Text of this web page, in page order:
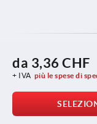
da 3,36 CHF
+ IVA più le spese di